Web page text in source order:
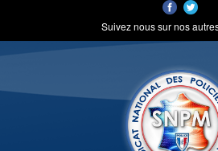
Suivez nous sur nos